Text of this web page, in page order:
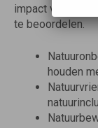
impact van
te beoordelen.
houden